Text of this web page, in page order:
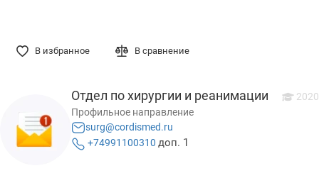
В избранное В сравнение
Отдел по хирургии и реанимации 2020
Профильное направление
surg@cordismed.ru
+74991100310 доп. 1